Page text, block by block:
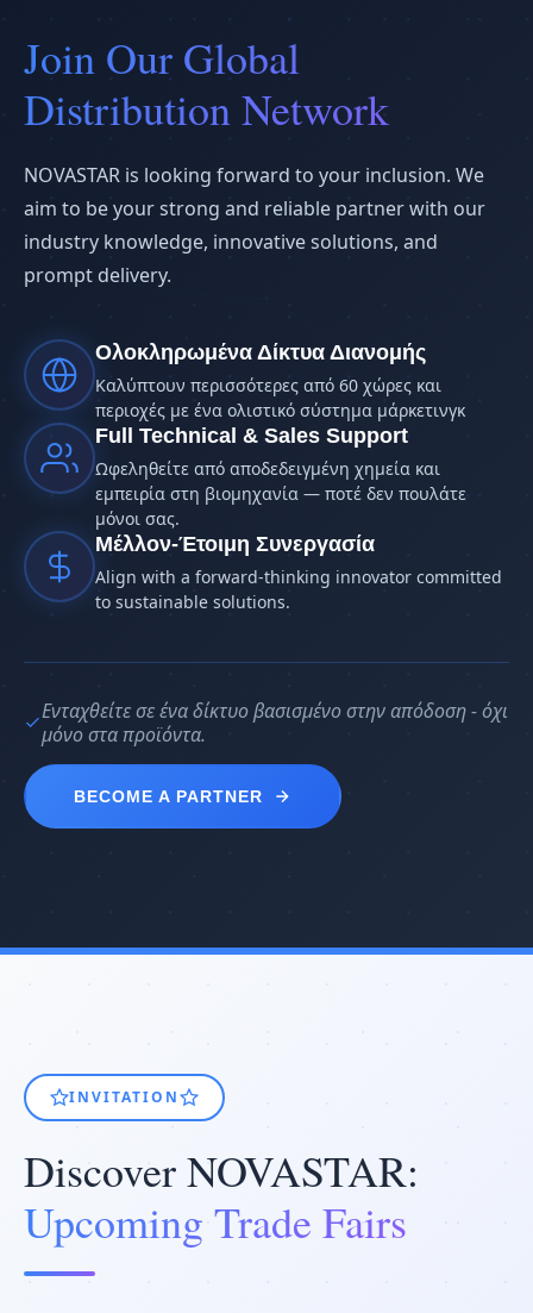
Join Our Global
Distribution Network
NOVASTAR is looking forward to your inclusion. We
aim to be your strong and reliable partner with our
industry knowledge, innovative solutions, and
prompt delivery.
Ολοκληρωμένα Δίκτυα Διανομής
Καλύπτουν περισσότερες από 60 χώρες και
περιοχές με ένα ολιστικό σύστημα μάρκετινγκ
Full Technical & Sales Support
Ωφεληθείτε από αποδεδειγμένη χημεία και
εμπειρία στη βιομηχανία — ποτέ δεν πουλάτε
μόνοι σας.
Μέλλον-Έτοιμη Συνεργασία
Align with a forward-thinking innovator committed
to sustainable solutions.
Ενταχθείτε σε ένα δίκτυο βασισμένο στην απόδοση - όχι
μόνο στα προϊόντα.
BECOME A PARTNER
INVITATION
Discover NOVASTAR:
Upcoming Trade Fairs